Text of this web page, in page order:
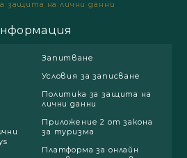
защита на лични данни
Запитване
Условия за записване
Политика за защита на
лични данни
Приложение 2 от закона
за туризма
Платформа за онлайн